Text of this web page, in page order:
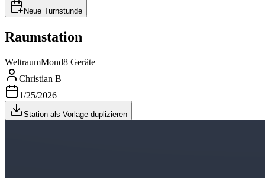
Neue Turnstunde
Raumstation
WeltraumMond8 Geräte
Christian B
1/25/2026
Station als Vorlage duplizieren